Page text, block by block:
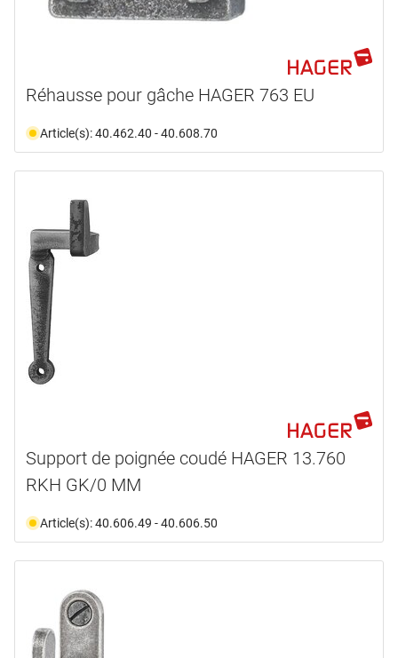
Réhausse pour gâche HAGER 763 EU
Article(s): 40.462.40 - 40.608.70
Support de poignée coudé HAGER 13.760
RKH GK/0 MM
Article(s): 40.606.49 - 40.606.50